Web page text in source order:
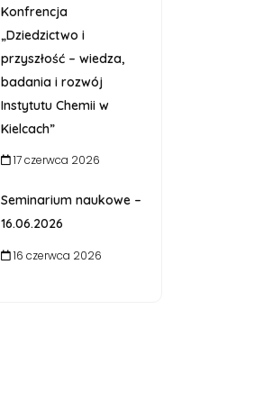
Konfrencja
„Dziedzictwo i
przyszłość – wiedza,
badania i rozwój
Instytutu Chemii w
Kielcach”
17 czerwca 2026
Seminarium naukowe –
16.06.2026
16 czerwca 2026